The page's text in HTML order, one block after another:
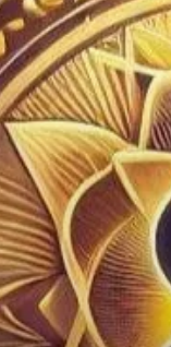
Le prix
autrefois
avait